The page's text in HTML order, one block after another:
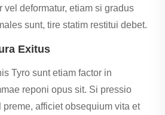
vel deformatur, etiam si gradus
sunt, tire statim restitui debet.
Exitus
Tyro sunt etiam factor in
reponi opus sit. Si pressio
afficiet obsequium vita et